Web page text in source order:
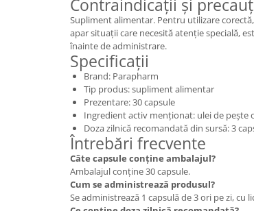
Contraindicații și
Supliment alimentar. Pentru utilizare
apar situații care necesită atenție specială,
înainte de administrare.
Specificații
Brand: Parapharm
Tip produs: supliment alimentar
Prezentare: 30 capsule
Ingredient activ menționat: ulei de pește
Doza zilnică recomandată din sursă: 3
Întrebări frecvente
Câte capsule conține ambalajul?
Ambalajul conține 30 capsule.
Cum se administrează produsul?
Se administrează 1 capsulă de 3 ori pe zi, cu